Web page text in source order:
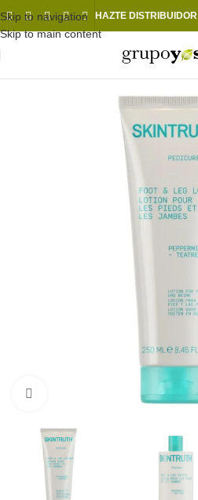
Skip to navigation
Skip to main content
HAZTE DISTRIBUIDOR